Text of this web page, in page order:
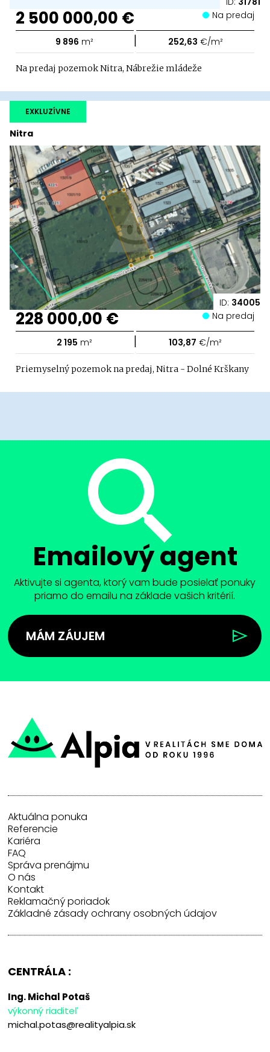
2 500 000,00 € Na predaj
9 896 m² | 252,63 €/m²
Na predaj pozemok Nitra, Nábrežie mládeže
ID: 34005
Nitra
EXKLUZÍVNE
228 000,00 € Na predaj
2 195 m² | 103,87 €/m²
Priemyselný pozemok na predaj, Nitra - Dolné Krškany
Emailový agent
Aktivujte si agenta, ktorý vam bude posielať ponuky
priamo do emailu na základe vašich kritérií.
MÁM ZÁUJEM
Aktuálna ponuka
Referencie
Kariéra
FAQ
Správa prenájmu
O nás
Kontakt
Reklamačný poriadok
Základné zásady ochrany osobných údajov
CENTRÁLA :
Ing. Michal Potaš
výkonný riaditeľ
michal.potas@realityalpia.sk